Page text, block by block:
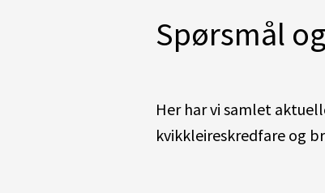
Spørsmål
Her har vi samlet
kvikkleireskredfare og